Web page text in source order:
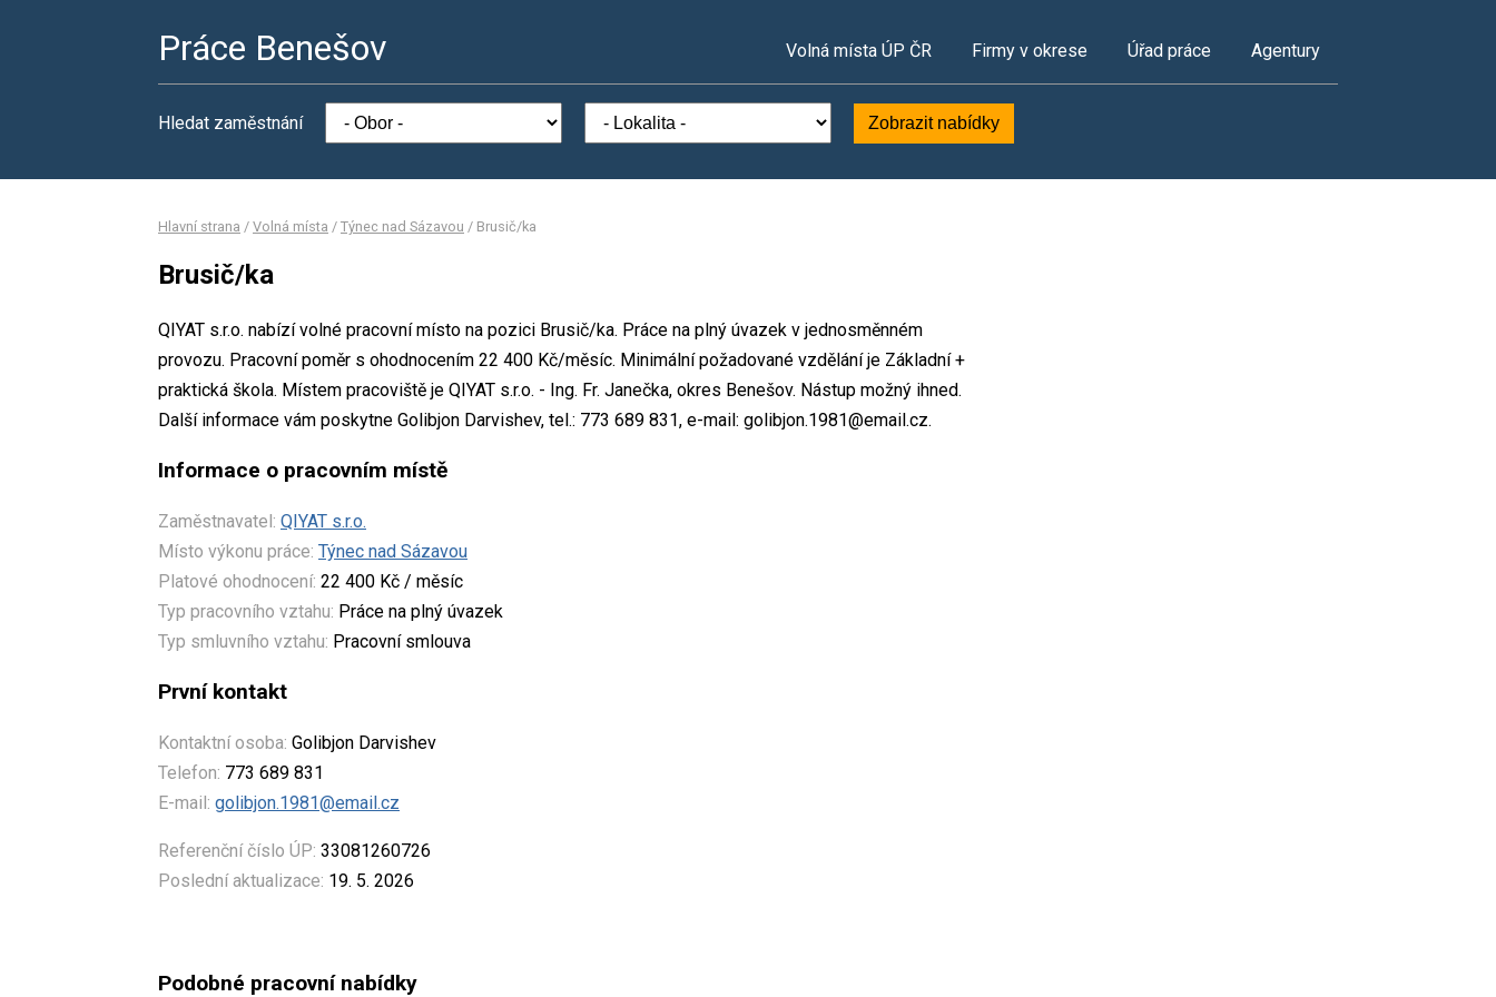
Práce Benešov Volná místa ÚP ČR Firmy v okrese Úřad práce Agentury
Hledat zaměstnání Zobrazit nabídky
Hlavní strana / Volná místa / Týnec nad Sázavou / Brusič/ka
Brusič/ka
QIYAT s.r.o. nabízí volné pracovní místo na pozici Brusič/ka. Práce na plný úvazek v jednosměnném
provozu. Pracovní poměr s ohodnocením 22 400 Kč/měsíc. Minimální požadované vzdělání je Základní +
praktická škola. Místem pracoviště je QIYAT s.r.o. - Ing. Fr. Janečka, okres Benešov. Nástup možný ihned.
Další informace vám poskytne Golibjon Darvishev, tel.: 773 689 831, e-mail: golibjon.1981@email.cz.
Informace o pracovním místě
Zaměstnavatel: QIYAT s.r.o.
Místo výkonu práce: Týnec nad Sázavou
Platové ohodnocení: 22 400 Kč / měsíc
Typ pracovního vztahu: Práce na plný úvazek
Typ smluvního vztahu: Pracovní smlouva
První kontakt
Kontaktní osoba: Golibjon Darvishev
Telefon: 773 689 831
E-mail: golibjon.1981@email.cz
Referenční číslo ÚP: 33081260726
Poslední aktualizace: 19. 5. 2026
Podobné pracovní nabídky